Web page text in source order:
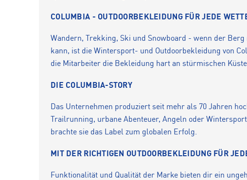
COLUMBIA - OUTDOORBEKLEIDUNG FÜR JEDE
Wandern, Trekking, Ski und Snowboard - wenn der
kann, ist die Wintersport- und Outdoorbekleidung von
die Mitarbeiter die Bekleidung hart an stürmischen
DIE COLUMBIA-STORY
Das Unternehmen produziert seit mehr als 70 Jahren
Trailrunning, urbane Abenteuer, Angeln oder
brachte sie das Label zum globalen Erfolg.
MIT DER RICHTIGEN OUTDOORBEKLEIDUNG FÜR
Funktionalität und Qualität der Marke bieten dir ein